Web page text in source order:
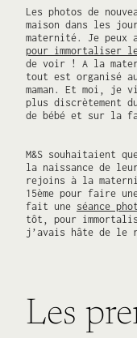
Les photos de
maison dans les
maternité. Je peux
pour immortaliser
de voir ! A la
tout est organisé
maman. Et moi, je
plus discrètement
de bébé et sur la
M&S souhaitaient
la naissance de
rejoins à la
15ème pour faire
fait une séance
tôt, pour
j’avais hâte de le
Les